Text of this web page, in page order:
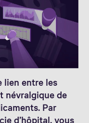
lien entre les
névralgique de
Par
d’hôpital, vous